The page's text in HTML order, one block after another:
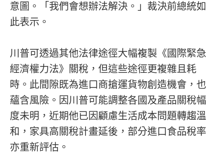
意圖。「我們會想辦法解決。」裁決前總統如
此表示。
川普可透過其他法律途徑大幅複製《國際緊急
經濟權力法》關稅，但這些途徑更複雜且耗
時。此間隙既為進口商搶運貨物創造機會，也
蘊含風險。因川普可能調整各國及產品關稅幅
度未明，近期他已因顧慮生活成本問題轉趨溫
和，家具高關稅計畫延後，部分進口食品稅率
亦重新評估。